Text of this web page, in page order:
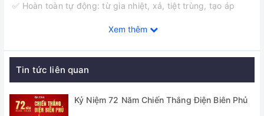
✅ Hoàn toàn tự động: từ gia nhiệt, xả, tiệt trùng, tạo áp
hủy
✅ Bộ điều khiển nhiệt độ bằng PID vi xử lý
Xem thêm
Tin tức liên quan
Kỷ Niệm 72 Năm Chiến Thắng Điện Biên Phủ